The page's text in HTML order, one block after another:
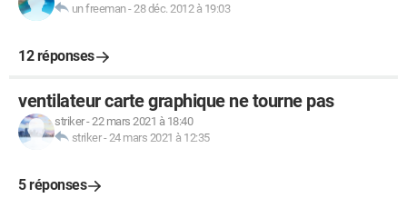
un freeman-28 déc. 2012 à 19:03
12 réponses
ventilateur carte graphique ne tourne pas
striker-22 mars 2021 à 18:40
striker-24 mars 2021 à 12:35
5 réponses